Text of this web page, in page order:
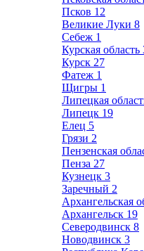
Псков 12
Великие Луки 8
Себеж 1
Курская область
Курск 27
Фатеж 1
Щигры 1
Липецкая
Липецк 19
Елец 5
Грязи 2
Пензенская
Пенза 27
Кузнецк 3
Заречный 2
Архангельская
Архангельск 19
Северодвинск 8
Новодвинск 3